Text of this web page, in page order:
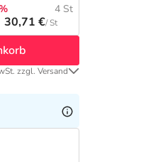
4 St
30,71 €/ St
zzgl. Versand